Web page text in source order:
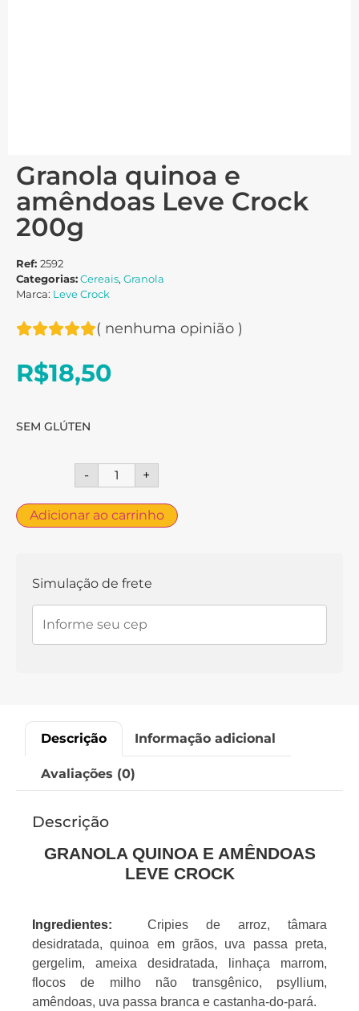
Granola quinoa e
amêndoas Leve Crock
200g
Ref: 2592
Categorias:Cereais, Granola
Marca: Leve Crock
( nenhuma opinião )
R$18,50
SEM GLÚTEN
- +
Adicionar ao carrinho
Simulação de frete
Descrição Informação adicional
Avaliações (0)
Descrição
GRANOLA QUINOA E AMÊNDOAS
LEVE CROCK
Ingredientes: Cripies de arroz, tâmara
desidratada, quinoa em grãos, uva passa preta,
gergelim, ameixa desidratada, linhaça marrom,
flocos de milho não transgênico, psyllium,
amêndoas, uva passa branca e castanha-do-pará.